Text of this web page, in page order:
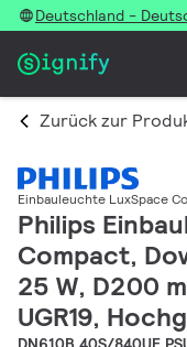
Deutschland -
Zurück zur
Einbauleuchte LuxSpace
Philips
Compact,
25 W, D200
UGR19,